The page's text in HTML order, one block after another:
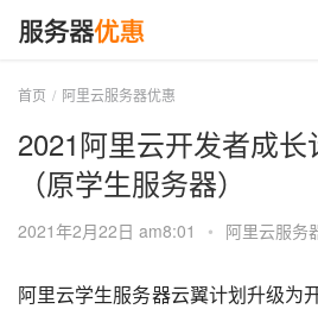
首页 阿里云服务器优惠
2021阿里云开发者成
（原学生服务器）
2021年2月22日 am8:01 • 阿里云服务
阿里云学生服务器云翼计划升级为